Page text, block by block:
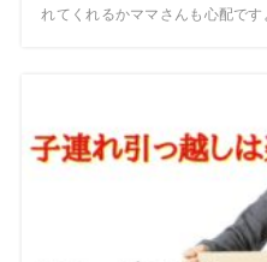
れてくれるかママさんも心配です